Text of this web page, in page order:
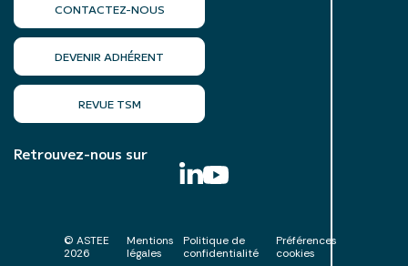
CONTACTEZ-NOUS
DEVENIR ADHÉRENT
REVUE TSM
Retrouvez-nous sur
© ASTEE
2026
Mentions
légales
Politique de
confidentialité
Préférences
cookies